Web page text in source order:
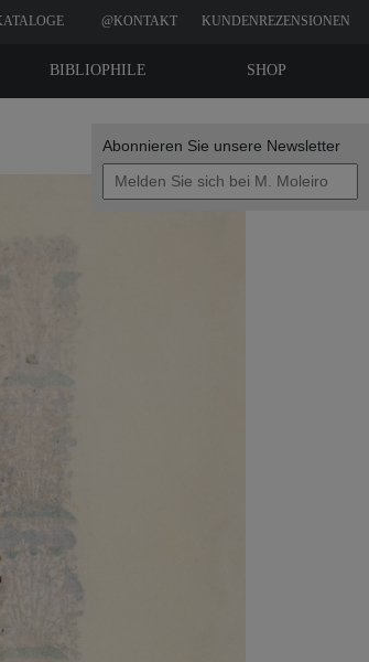
Abonnieren Sie unsere Newsletter
@KONTAKT KUNDENREZENSIONEN
SHOP
BIBLIOPHILE